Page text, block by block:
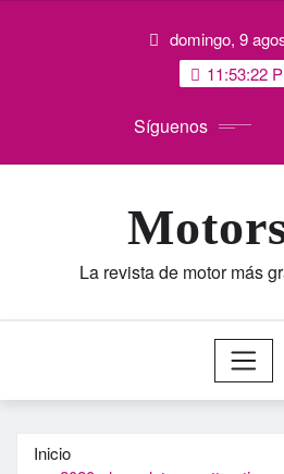
domingo, 9
11:53:22
Síguenos
La revista de motor más
Inicio